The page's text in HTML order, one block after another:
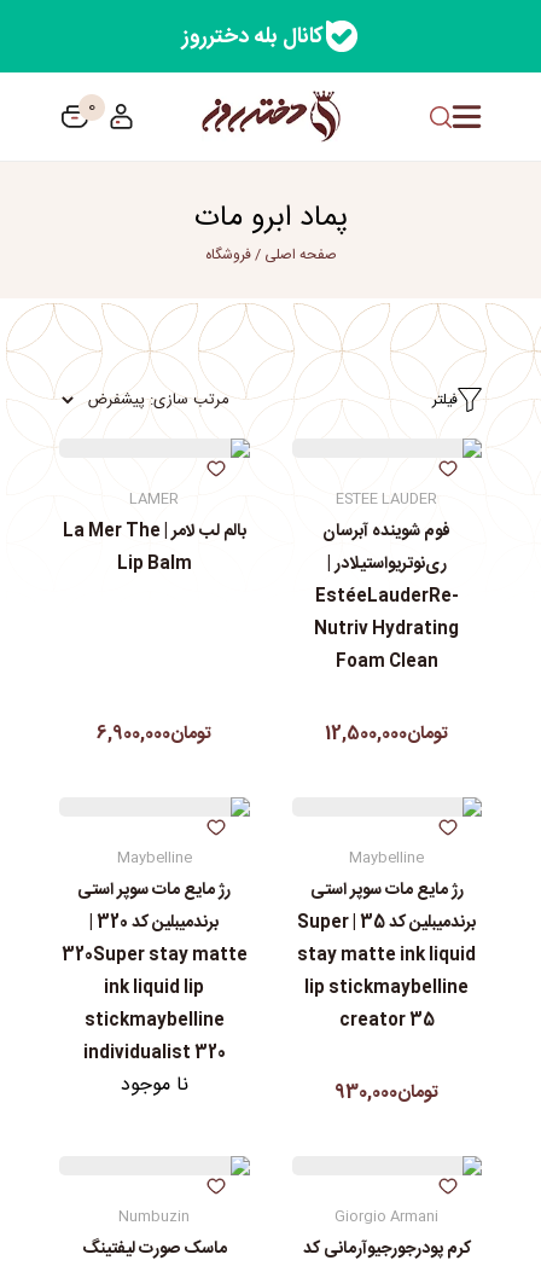
کانال بله دخترروز
0
پماد ابرو مات
صفحه اصلی /فروشگاه
فیلتر
ESTEE LAUDER
فوم شوینده آبرسان
ری‌نوتریواستیلادر |
EstéeLauderRe-
Nutriv Hydrating
Foam Clean
تومان12,500,000
LAMER
بالم لب لامر | La Mer The
Lip Balm
تومان6,900,000
Maybelline
رژ مایع مات سوپر استی‌
برندمیبلین کد 35 | Super
stay matte ink liquid
lip stickmaybelline
creator 35
تومان930,000
Maybelline
رژ مایع مات سوپر استی‌
برندمیبلین کد 320 |
320Super stay matte
ink liquid lip
stickmaybelline
individualist 320
نا موجود
Giorgio Armani
کرم پودرجورجیوآرمانی کد
Numbuzin
ماسک صورت لیفتینگ